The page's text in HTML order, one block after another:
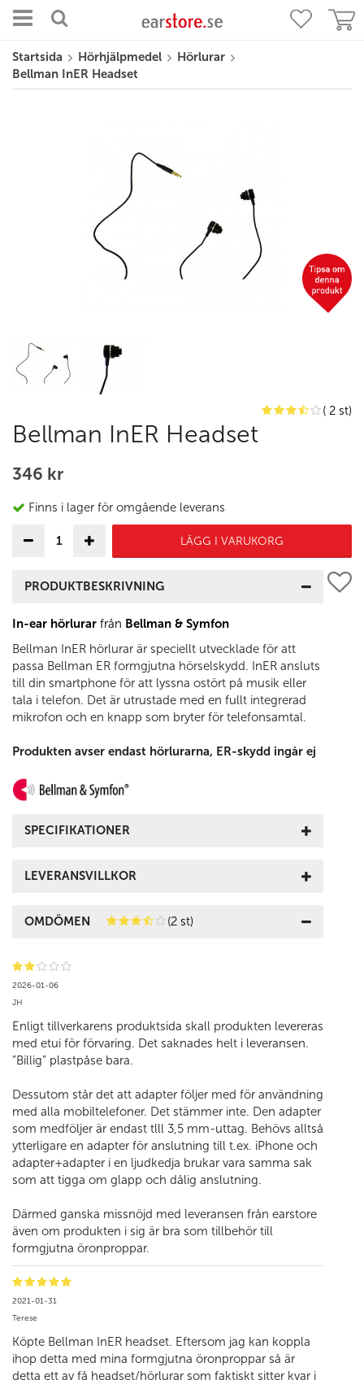
Startsida Hörhjälpmedel
Hörlurar
Bellman InER Headset
( 2 st)
Bellman InER Headset
346 kr
Finns i lager för omgående leverans
LÄGG I VARUKORG
PRODUKTBESKRIVNING
In-ear hörlurar från Bellman & Symfon
Bellman InER hörlurar är speciellt utvecklade för att
passa Bellman ER formgjutna hörselskydd. InER ansluts
till din smartphone för att lyssna ostört på musik eller
tala i telefon. Det är utrustade med en fullt integrerad
mikrofon och en knapp som bryter för telefonsamtal.
Produkten avser endast hörlurarna, ER-skydd ingår ej
SPECIFIKATIONER
LEVERANSVILLKOR
OMDÖMEN (2 st)
2026-01-06
JH
Enligt tillverkarens produktsida skall produkten levereras
med etui för förvaring. Det saknades helt i leveransen.
”Billig” plastpåse bara.
Dessutom står det att adapter följer med för användning
med alla mobiltelefoner. Det stämmer inte. Den adapter
som medföljer är endast tlll 3,5 mm-uttag. Behövs alltså
ytterligare en adapter för anslutning till t.ex. iPhone och
adapter+adapter i en ljudkedja brukar vara samma sak
som att tigga om glapp och dålig anslutning.
Därmed ganska missnöjd med leveransen från earstore
även om produkten i sig är bra som tillbehör till
formgjutna öronproppar.
2021-01-31
Terese
Köpte Bellman InER headset. Eftersom jag kan koppla
ihop detta med mina formgjutna öronproppar så är
detta ett av få headset/hörlurar som faktiskt sitter kvar i